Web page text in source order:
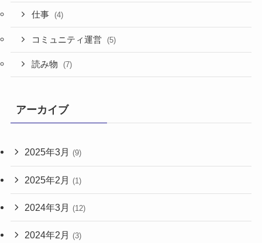
仕事 (4)
コミュニティ運営 (5)
読み物 (7)
アーカイブ
2025年3月 (9)
2025年2月 (1)
2024年3月 (12)
2024年2月 (3)